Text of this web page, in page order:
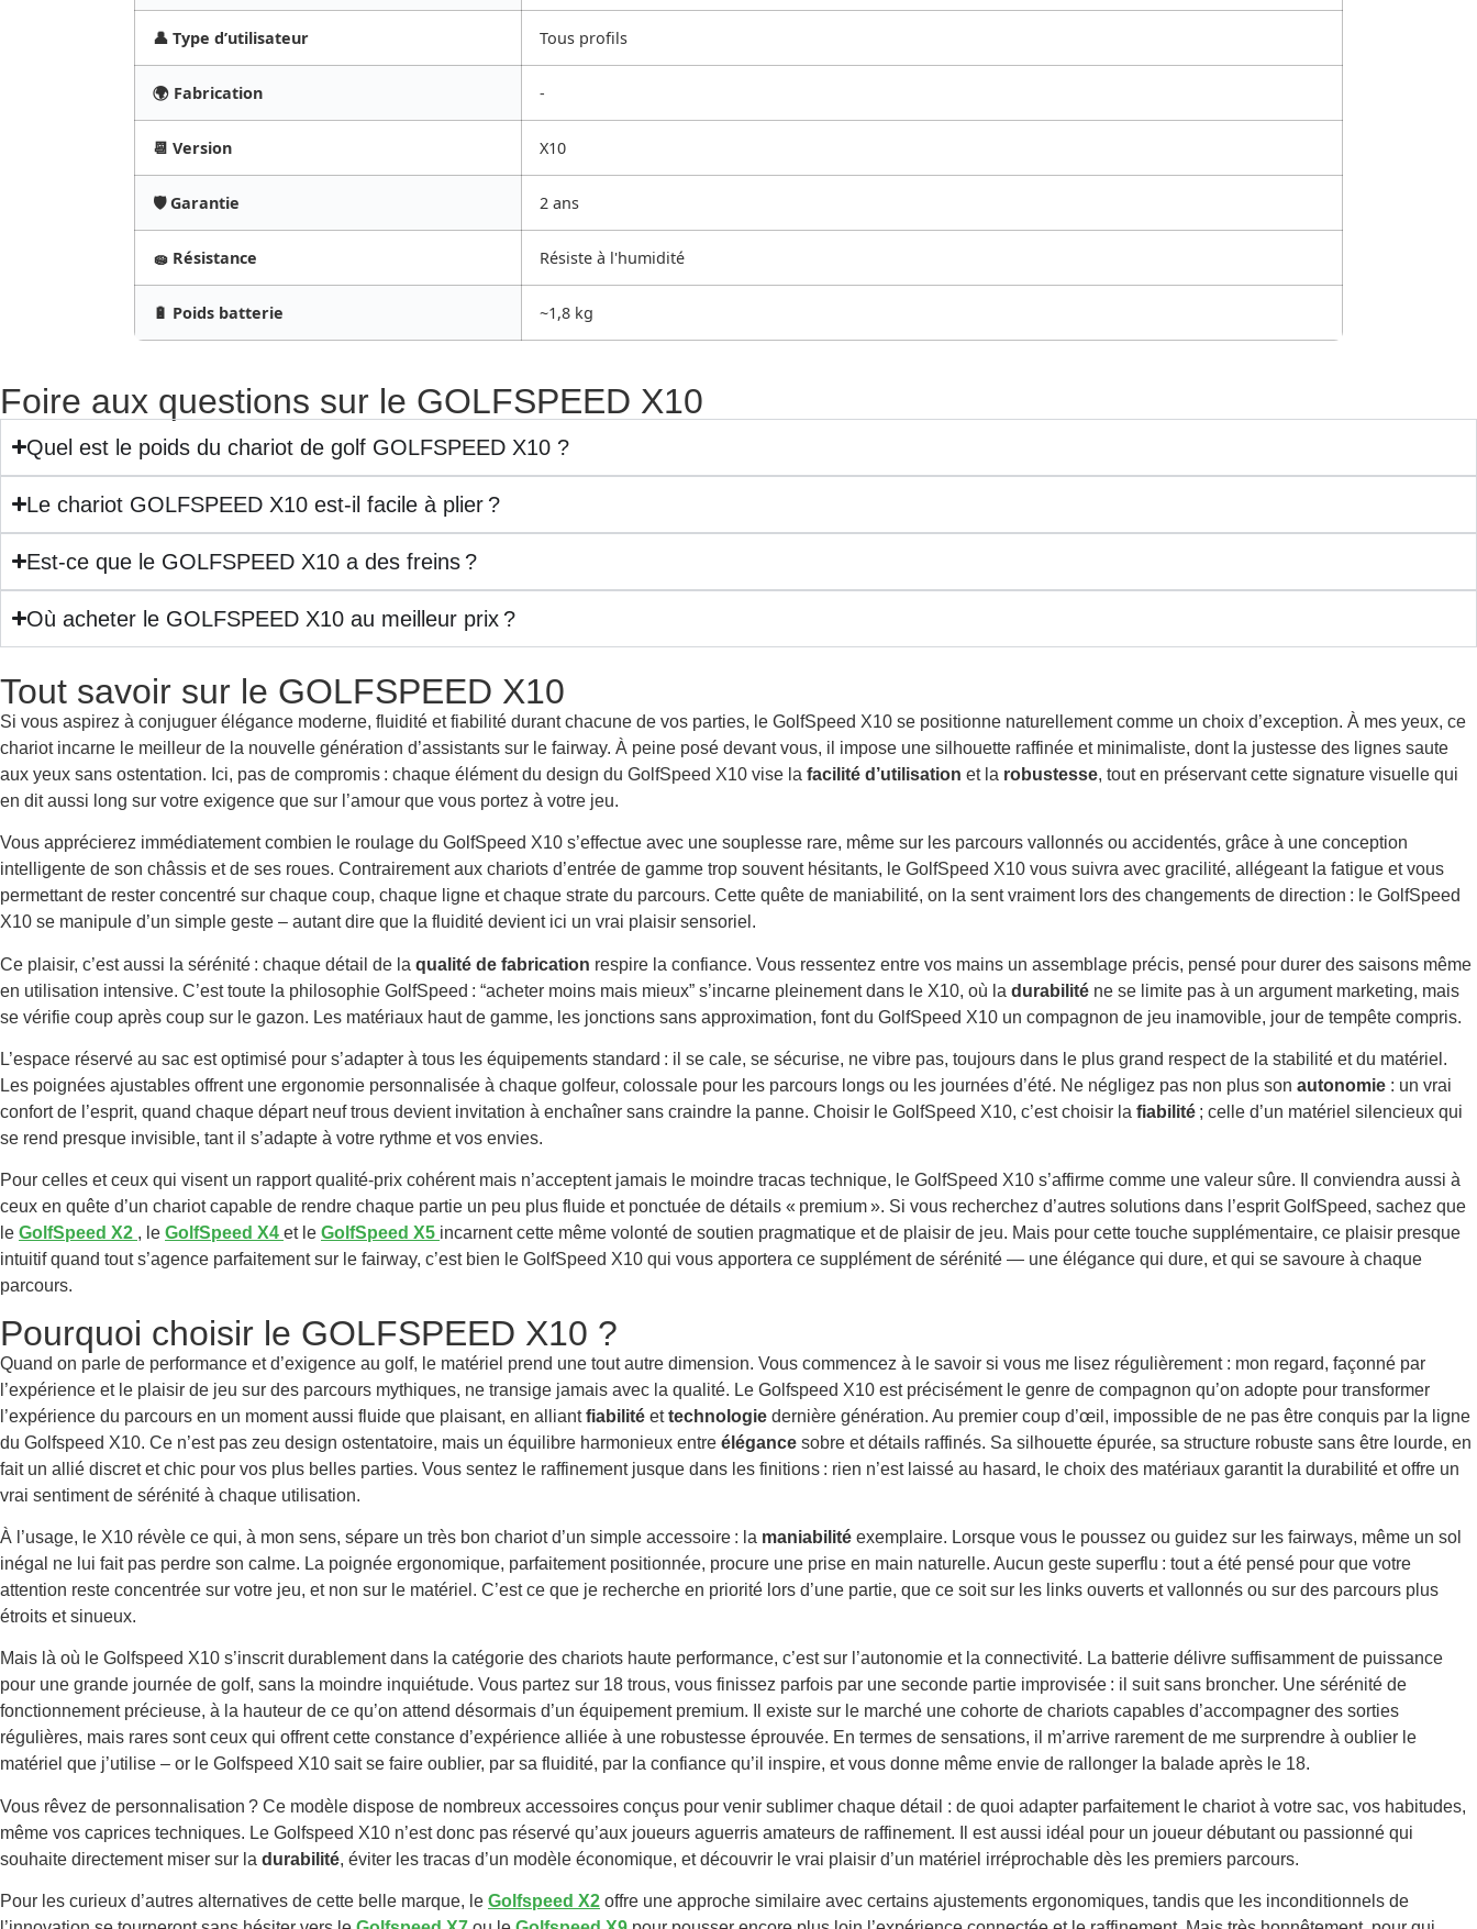
👤 Type d’utilisateur Tous profils
🌍 Fabrication -
📆 Version X10
🛡️ Garantie 2 ans
🧽 Résistance Résiste à l'humidité
🔋 Poids batterie ~1,8 kg
Foire aux questions sur le GOLFSPEED X10
Quel est le poids du chariot de golf GOLFSPEED X10 ?
Le chariot GOLFSPEED X10 est-il facile à plier ?
Est-ce que le GOLFSPEED X10 a des freins ?
Où acheter le GOLFSPEED X10 au meilleur prix ?
Tout savoir sur le GOLFSPEED X10
Si vous aspirez à conjuguer élégance moderne, fluidité et fiabilité durant chacune de vos parties, le GolfSpeed X10 se positionne naturellement comme un choix d’exception. À mes yeux, ce
chariot incarne le meilleur de la nouvelle génération d’assistants sur le fairway. À peine posé devant vous, il impose une silhouette raffinée et minimaliste, dont la justesse des lignes saute
aux yeux sans ostentation. Ici, pas de compromis : chaque élément du design du GolfSpeed X10 vise la facilité d’utilisation et la robustesse, tout en préservant cette signature visuelle qui
en dit aussi long sur votre exigence que sur l’amour que vous portez à votre jeu.
Vous apprécierez immédiatement combien le roulage du GolfSpeed X10 s’effectue avec une souplesse rare, même sur les parcours vallonnés ou accidentés, grâce à une conception
intelligente de son châssis et de ses roues. Contrairement aux chariots d’entrée de gamme trop souvent hésitants, le GolfSpeed X10 vous suivra avec gracilité, allégeant la fatigue et vous
permettant de rester concentré sur chaque coup, chaque ligne et chaque strate du parcours. Cette quête de maniabilité, on la sent vraiment lors des changements de direction : le GolfSpeed
X10 se manipule d’un simple geste – autant dire que la fluidité devient ici un vrai plaisir sensoriel.
Ce plaisir, c’est aussi la sérénité : chaque détail de la qualité de fabrication respire la confiance. Vous ressentez entre vos mains un assemblage précis, pensé pour durer des saisons même
en utilisation intensive. C’est toute la philosophie GolfSpeed : “acheter moins mais mieux” s’incarne pleinement dans le X10, où la durabilité ne se limite pas à un argument marketing, mais
se vérifie coup après coup sur le gazon. Les matériaux haut de gamme, les jonctions sans approximation, font du GolfSpeed X10 un compagnon de jeu inamovible, jour de tempête compris.
L’espace réservé au sac est optimisé pour s’adapter à tous les équipements standard : il se cale, se sécurise, ne vibre pas, toujours dans le plus grand respect de la stabilité et du matériel.
Les poignées ajustables offrent une ergonomie personnalisée à chaque golfeur, colossale pour les parcours longs ou les journées d’été. Ne négligez pas non plus son autonomie : un vrai
confort de l’esprit, quand chaque départ neuf trous devient invitation à enchaîner sans craindre la panne. Choisir le GolfSpeed X10, c’est choisir la fiabilité ; celle d’un matériel silencieux qui
se rend presque invisible, tant il s’adapte à votre rythme et vos envies.
Pour celles et ceux qui visent un rapport qualité-prix cohérent mais n’acceptent jamais le moindre tracas technique, le GolfSpeed X10 s’affirme comme une valeur sûre. Il conviendra aussi à
ceux en quête d’un chariot capable de rendre chaque partie un peu plus fluide et ponctuée de détails « premium ». Si vous recherchez d’autres solutions dans l’esprit GolfSpeed, sachez que
le GolfSpeed X2 , le GolfSpeed X4 et le GolfSpeed X5 incarnent cette même volonté de soutien pragmatique et de plaisir de jeu. Mais pour cette touche supplémentaire, ce plaisir presque
intuitif quand tout s’agence parfaitement sur le fairway, c’est bien le GolfSpeed X10 qui vous apportera ce supplément de sérénité — une élégance qui dure, et qui se savoure à chaque
parcours.
Pourquoi choisir le GOLFSPEED X10 ?
Quand on parle de performance et d’exigence au golf, le matériel prend une tout autre dimension. Vous commencez à le savoir si vous me lisez régulièrement : mon regard, façonné par
l’expérience et le plaisir de jeu sur des parcours mythiques, ne transige jamais avec la qualité. Le Golfspeed X10 est précisément le genre de compagnon qu’on adopte pour transformer
l’expérience du parcours en un moment aussi fluide que plaisant, en alliantfiabilité ettechnologie dernière génération. Au premier coup d’œil, impossible de ne pas être conquis par la ligne
du Golfspeed X10. Ce n’est pas zeu design ostentatoire, mais un équilibre harmonieux entre élégance sobre et détails raffinés. Sa silhouette épurée, sa structure robuste sans être lourde, en
fait un allié discret et chic pour vos plus belles parties. Vous sentez le raffinement jusque dans les finitions : rien n’est laissé au hasard, le choix des matériaux garantit la durabilité et offre un
vrai sentiment de sérénité à chaque utilisation.
À l’usage, le X10 révèle ce qui, à mon sens, sépare un très bon chariot d’un simple accessoire : la maniabilité exemplaire. Lorsque vous le poussez ou guidez sur les fairways, même un sol
inégal ne lui fait pas perdre son calme. La poignée ergonomique, parfaitement positionnée, procure une prise en main naturelle. Aucun geste superflu : tout a été pensé pour que votre
attention reste concentrée sur votre jeu, et non sur le matériel. C’est ce que je recherche en priorité lors d’une partie, que ce soit sur les links ouverts et vallonnés ou sur des parcours plus
étroits et sinueux.
Mais là où le Golfspeed X10 s’inscrit durablement dans la catégorie des chariots haute performance, c’est sur l’autonomie et la connectivité. La batterie délivre suffisamment de puissance
pour une grande journée de golf, sans la moindre inquiétude. Vous partez sur 18 trous, vous finissez parfois par une seconde partie improvisée : il suit sans broncher. Une sérénité de
fonctionnement précieuse, à la hauteur de ce qu’on attend désormais d’un équipement premium. Il existe sur le marché une cohorte de chariots capables d’accompagner des sorties
régulières, mais rares sont ceux qui offrent cette constance d’expérience alliée à une robustesse éprouvée. En termes de sensations, il m’arrive rarement de me surprendre à oublier le
matériel que j’utilise – or le Golfspeed X10 sait se faire oublier, par sa fluidité, par la confiance qu’il inspire, et vous donne même envie de rallonger la balade après le 18.
Vous rêvez de personnalisation ? Ce modèle dispose de nombreux accessoires conçus pour venir sublimer chaque détail : de quoi adapter parfaitement le chariot à votre sac, vos habitudes,
même vos caprices techniques. Le Golfspeed X10 n’est donc pas réservé qu’aux joueurs aguerris amateurs de raffinement. Il est aussi idéal pour un joueur débutant ou passionné qui
souhaite directement miser sur la durabilité, éviter les tracas d’un modèle économique, et découvrir le vrai plaisir d’un matériel irréprochable dès les premiers parcours.
Pour les curieux d’autres alternatives de cette belle marque, le Golfspeed X2 offre une approche similaire avec certains ajustements ergonomiques, tandis que les inconditionnels de